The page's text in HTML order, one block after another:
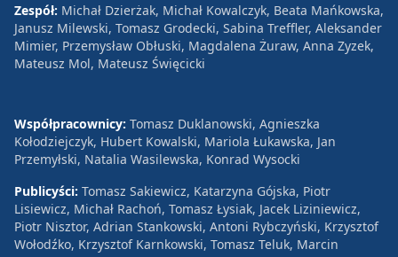
Zespół: Michał Dzierżak, Michał Kowalczyk, Beata Mańkowska,
Janusz Milewski, Tomasz Grodecki, Sabina Treffler, Aleksander
Mimier, Przemysław Obłuski, Magdalena Żuraw, Anna Zyzek,
Mateusz Mol, Mateusz Święcicki
Współpracownicy: Tomasz Duklanowski, Agnieszka
Kołodziejczyk, Hubert Kowalski, Mariola Łukawska, Jan
Przemyłski, Natalia Wasilewska, Konrad Wysocki
Publicyści: Tomasz Sakiewicz, Katarzyna Gójska, Piotr
Lisiewicz, Michał Rachoń, Tomasz Łysiak, Jacek Liziniewicz,
Piotr Nisztor, Adrian Stankowski, Antoni Rybczyński, Krzysztof
Wołodźko, Krzysztof Karnkowski, Tomasz Teluk, Marcin